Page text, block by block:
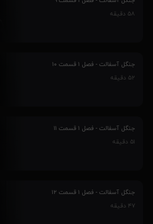
آن است و...
۵۸ دقیقه
گیرد. ایرج برای تهیه مبلغ باقی مانده قسط دوم
آرزو ندارد و...
جنگل آسفالت - فصل ۱ قسمت ۱۰
۵۲ دقیقه
هنگامه با تعقیب عاطفه با امیر رو به رو می شود. از
فراهم کردن پول قسط بعدی پیشنهاد شراکت در فروش
دهد و...
جنگل آسفالت - فصل ۱ قسمت ۱۱
۵۱ دقیقه
سیمین به خاطر فشاری که از طرف بنیاد برای دزدی
شده دچار حمله قلبی می شود. پاشا ترتیب ملاقاتی را
بتواند اصل قولنامه زمین را از او بگیرد اما...
جنگل آسفالت - فصل ۱ قسمت ۱۲
۴۷ دقیقه